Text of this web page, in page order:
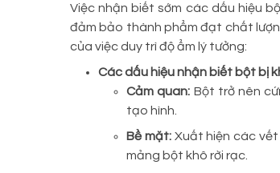
Việc nhận biết sớm các dấu hiệu
đảm bảo thành phẩm đạt chất
của việc duy trì độ ẩm lý tưởng:
Các dấu hiệu nhận biết bột bị
Cảm quan: Bột trở nên
tạo hình.
Bề mặt: Xuất hiện các
mảng bột khô rời rạc.